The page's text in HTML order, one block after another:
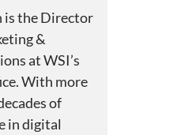
is the Director
&
at WSI’s
With more
of
in digital